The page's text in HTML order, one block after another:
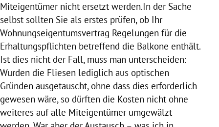
Miteigentümer nicht ersetzt werden.In der Sache
selbst sollten Sie als erstes prüfen, ob Ihr
Wohnungseigentumsvertrag Regelungen für die
Erhaltungspflichten betreffend die Balkone enthält.
Ist dies nicht der Fall, muss man unterscheiden:
Wurden die Fliesen lediglich aus optischen
Gründen ausgetauscht, ohne dass dies erforderlich
gewesen wäre, so dürften die Kosten nicht ohne
weiteres auf alle Miteigentümer umgewälzt